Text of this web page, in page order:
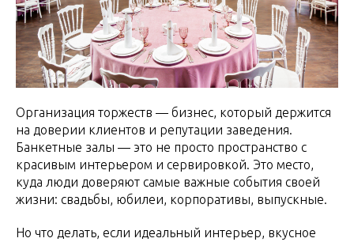
Организация торжеств — бизнес, который держится
на доверии клиентов и репутации заведения.
Банкетные залы — это не просто пространство с
красивым интерьером и сервировкой. Это место,
куда люди доверяют самые важные события своей
жизни: свадьбы, юбилеи, корпоративы, выпускные.
Но что делать, если идеальный интерьер, вкусное